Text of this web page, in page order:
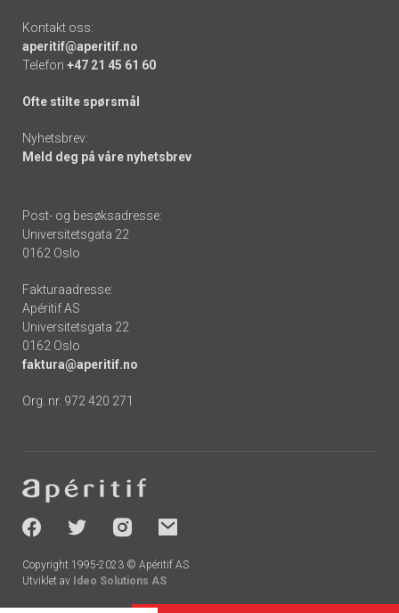
Kontakt oss:
aperitif@aperitif.no
Telefon +47 21 45 61 60
Ofte stilte spørsmål
Nyhetsbrev:
Meld deg på våre nyhetsbrev
Post- og besøksadresse:
Universitetsgata 22
0162 Oslo
Fakturaadresse:
Apéritif AS
Universitetsgata 22
0162 Oslo
faktura@aperitif.no
Org. nr. 972 420 271
-
socials
Copyright 1995-2023 © Apéritif AS
Utviklet av Ideo Solutions AS